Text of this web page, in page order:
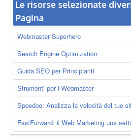
Le risorse selezionate
Pagina
Webmaster Superhero
Search Engine Optimization
Guida SEO per Principianti
Strumenti per i Webmaster
Speedoo: Analizza la velocità del tuo
FastForward: il Web Marketing una